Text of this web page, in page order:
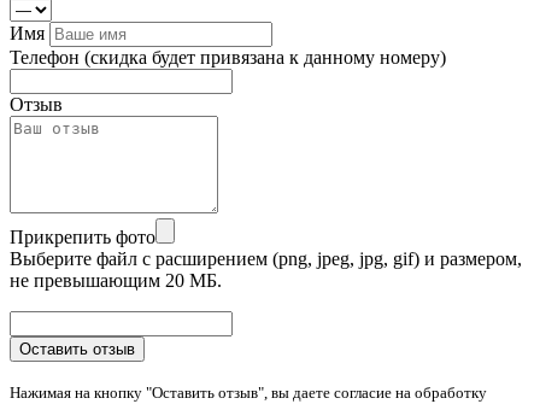
Имя
Телефон (скидка будет привязана к данному номеру)
Отзыв
Прикрепить фото
Выберите файл с расширением (png, jpeg, jpg, gif) и размером,
не превышающим 20 МБ.
Оставить отзыв
Нажимая на кнопку "Оставить отзыв", вы даете согласие на обработку